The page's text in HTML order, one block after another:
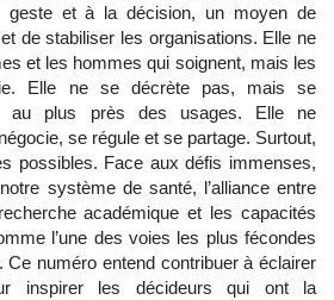
geste et à la décision, un moyen de
de stabiliser les organisations. Elle ne
et les hommes qui soignent, mais les
Elle ne se décrète pas, mais se
au plus près des usages. Elle ne
se régule et se partage. Surtout,
possibles. Face aux défis immenses,
système de santé, l’alliance entre
académique et les capacités
l’une des voies les plus fécondes
Ce numéro entend contribuer à éclairer
inspirer les décideurs qui ont la